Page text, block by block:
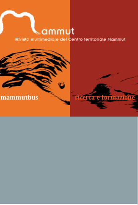
mammutbus ricerca e formazione